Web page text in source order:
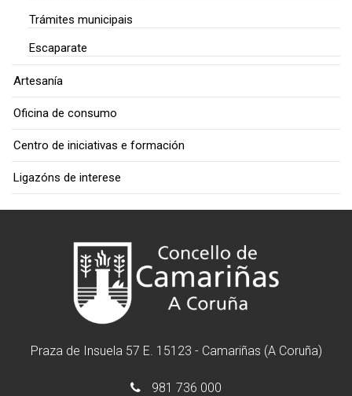
Trámites municipais
Escaparate
Artesanía
Oficina de consumo
Centro de iniciativas e formación
Ligazóns de interese
Praza de Insuela 57 E. 15123 - Camariñas (A Coruña)
981 736 000